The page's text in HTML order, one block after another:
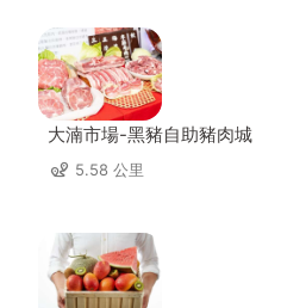
大湳市場-黑豬自助豬肉城
5.58 公里